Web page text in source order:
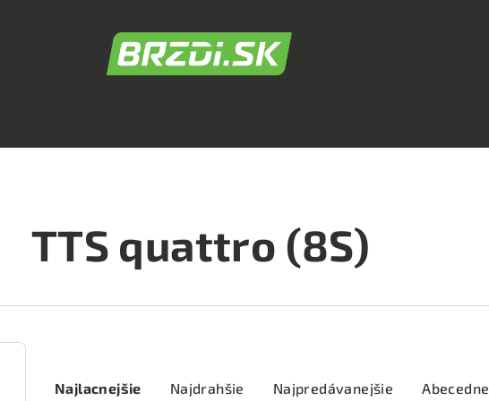
TTS quattro (8S)
Najlacnejšie Najdrahšie Najpredávanejšie Abecedne